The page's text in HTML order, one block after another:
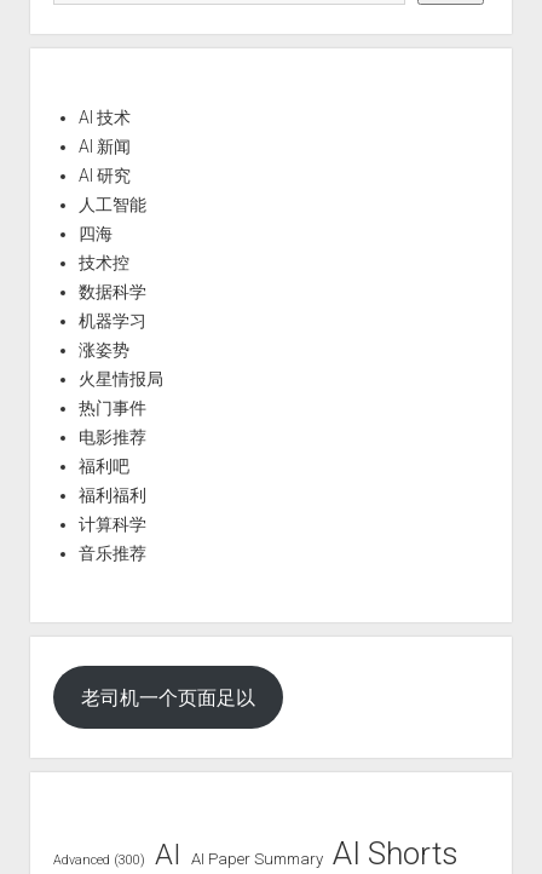
AI 技术
AI 新闻
AI 研究
人工智能
四海
技术控
数据科学
机器学习
涨姿势
火星情报局
热门事件
电影推荐
福利吧
福利福利
计算科学
音乐推荐
老司机一个页面足以
Advanced (300) AI AI Paper Summary AI Shorts